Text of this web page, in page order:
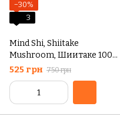
−30%
3
Mind Shi, Shiitake
Mushroom, Шиитаке 1000
мг, 60 капсул
525 грн 750 грн